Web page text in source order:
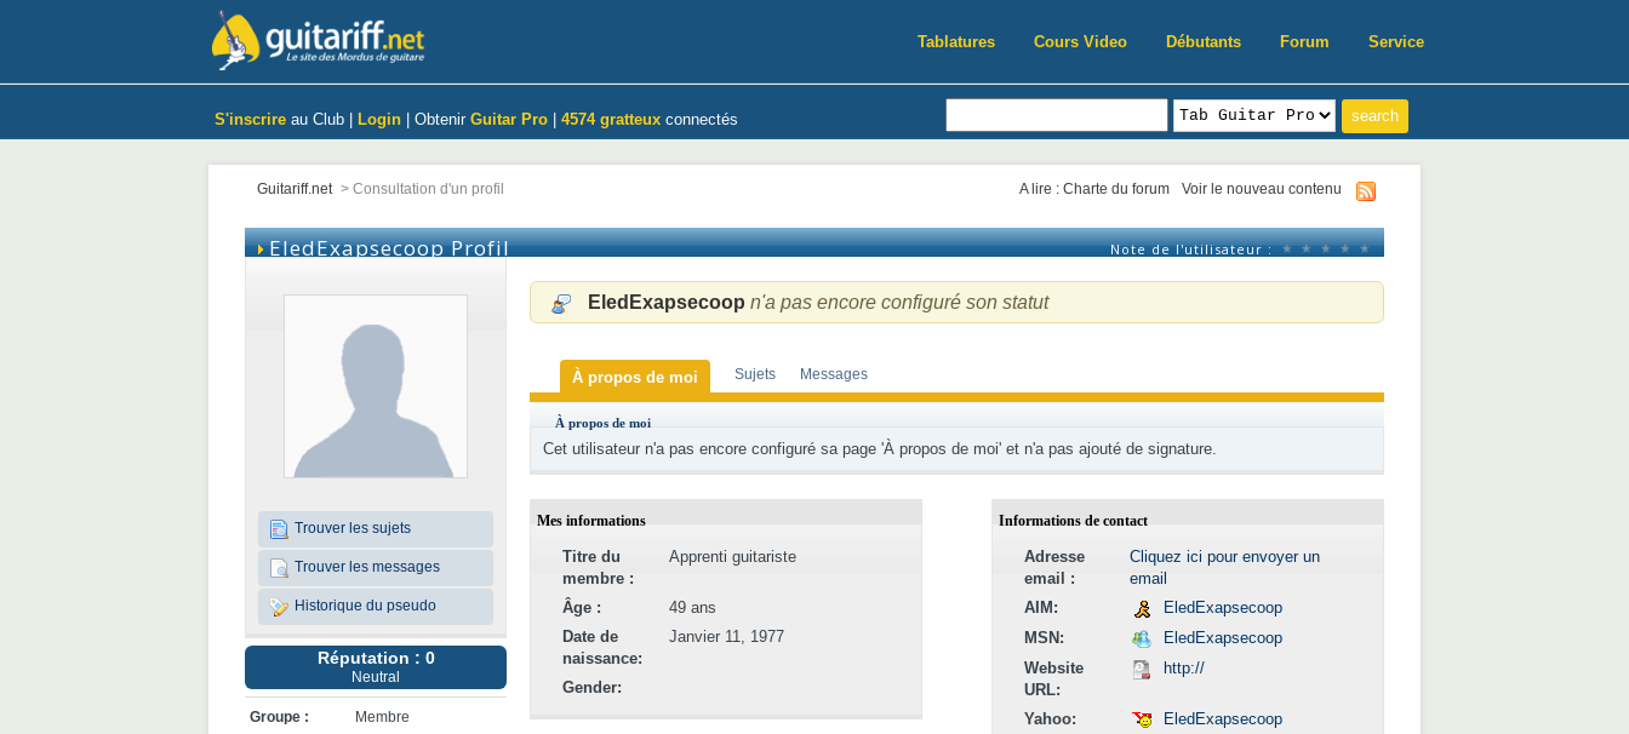
Tablatures Cours Video Débutants Forum Service
S'inscrire au Club | Login | Obtenir Guitar Pro 4574 gratteux connectés
Guitariff.net > Consultation d'un profil A lire : Charte du forum Voir le nouveau contenu
EledExapsecoopProfil Note de l'utilisateur :
Trouver les sujets
Trouver les messages
Historique du pseudo
Réputation : 0
Neutral
Groupe :
Membre
EledExapsecoop n'a pas encore configuré son statut
À propos de moi Sujets Messages
À propos de moi
Cet utilisateur n'a pas encore configuré sa page 'À propos de moi' et n'a pas ajouté de signature.
Mes informations
Titre du
membre :
Apprenti guitariste
Âge :
49 ans
Date de
naissance:
Janvier 11, 1977
Gender:
Informations de contact
Adresse
email :
Cliquez ici pour envoyer un
email
AIM:
EledExapsecoop
MSN:
EledExapsecoop
Website
URL:
http://
Yahoo: EledExapsecoop